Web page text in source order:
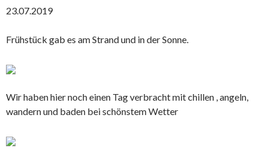
23.07.2019
Frühstück gab es am Strand und in der Sonne.
Wir haben hier noch einen Tag verbracht mit chillen , angeln,
wandern und baden bei schönstem Wetter